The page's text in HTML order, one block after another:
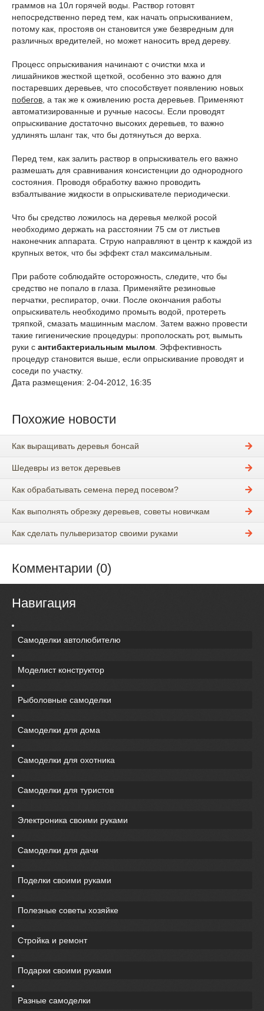
граммов на 10л горячей воды. Раствор готовят
непосредственно перед тем, как начать опрыскиванием,
потому как, простояв он становится уже безвредным для
различных вредителей, но может наносить вред дереву.
Процесс опрыскивания начинают с очистки мха и
лишайников жесткой щеткой, особенно это важно для
постаревших деревьев, что способствует появлению новых
побегов , а так же к оживлению роста деревьев. Применяют
автоматизированные и ручные насосы. Если проводят
опрыскивание достаточно высоких деревьев, то важно
удлинять шланг так, что бы дотянуться до верха.
Перед тем, как залить раствор в опрыскиватель его важно
размешать для сравнивания консистенции до однородного
состояния. Проводя обработку важно проводить
взбалтывание жидкости в опрыскивателе периодически.
Что бы средство ложилось на деревья мелкой росой
необходимо держать на расстоянии 75 см от листьев
наконечник аппарата. Струю направляют в центр к каждой из
крупных веток, что бы эффект стал максимальным.
При работе соблюдайте осторожность, следите, что бы
средство не попало в глаза. Применяйте резиновые
перчатки, респиратор, очки. После окончания работы
опрыскиватель необходимо промыть водой, протереть
тряпкой, смазать машинным маслом. Затем важно провести
такие гигиенические процедуры: прополоскать рот, вымыть
руки с антибактериальным мылом . Эффективность
процедур становится выше, если опрыскивание проводят и
соседи по участку.
Дата размещения: 2-04-2012, 16:35
Похожие новости
Как выращивать деревья бонсай
Шедевры из веток деревьев
Как обрабатывать семена перед посевом?
Как выполнять обрезку деревьев, советы новичкам
Как сделать пульверизатор своими руками
Комментарии (0)
Навигация
Самоделки автолюбителю
Моделист конструктор
Рыболовные самоделки
Самоделки для дома
Самоделки для охотника
Самоделки для туристов
Электроника своими руками
Самоделки для дачи
Поделки своими руками
Полезные советы хозяйке
Стройка и ремонт
Подарки своими руками
Разные самоделки